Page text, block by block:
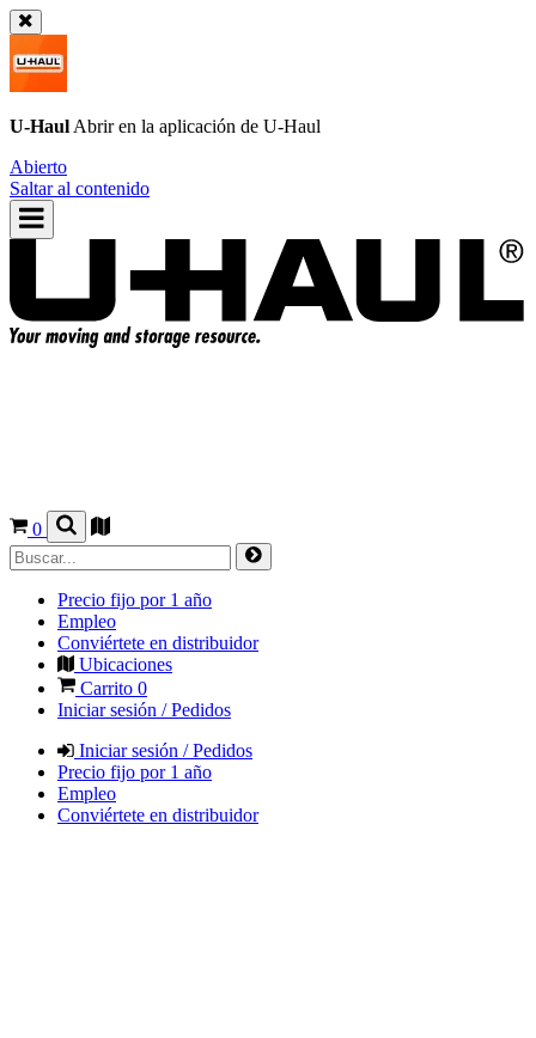
U-Haul Abrir en la aplicación de U-Haul
Abierto
Saltar al contenido
0
Precio fijo por 1 año
Empleo
Conviértete en distribuidor
Ubicaciones
Carrito 0
Iniciar sesión / Pedidos
Iniciar sesión / Pedidos
Precio fijo por 1 año
Empleo
Conviértete en distribuidor